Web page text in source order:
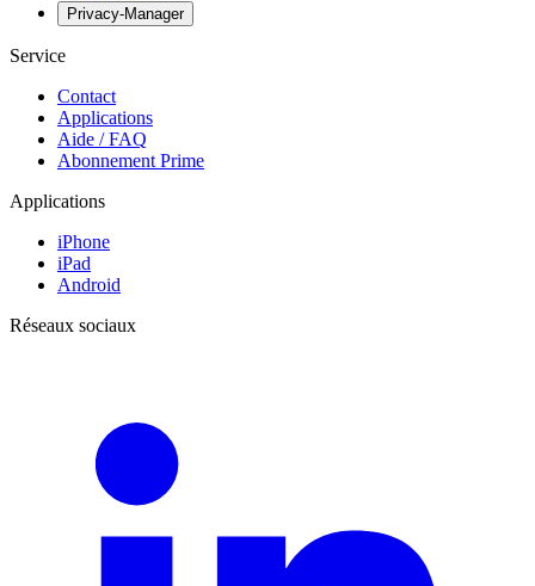
Privacy-Manager
Service
Contact
Applications
Aide / FAQ
Abonnement Prime
Applications
iPhone
iPad
Android
Réseaux sociaux